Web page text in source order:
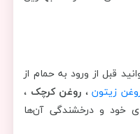
قبل از ورود به حمام از
زیتون، روغن کرچک ،
خود و درخشندگی آن‌ها